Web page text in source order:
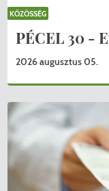
PÉCEL 30 -
2026 augusztus 05.
KÖZÖSSÉG